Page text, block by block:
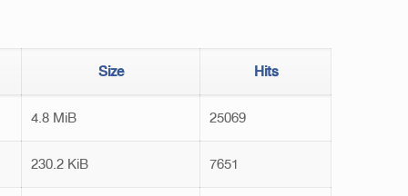
Size Hits
4.8 MiB
25069
230.2 KiB
7651